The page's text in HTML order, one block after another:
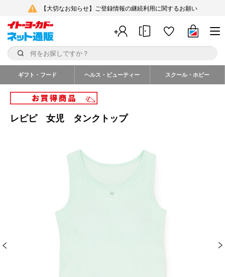
【大切なお知らせ】ご登録情報の継続利用に関するお願い
ギフト・フード ヘルス・ビューティー スクール・ホビー
レピピ 女児 タンクトップ